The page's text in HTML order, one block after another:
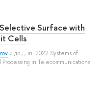
Surface with
Cells
и др., , in: 2022 Systems of
in Telecommunications